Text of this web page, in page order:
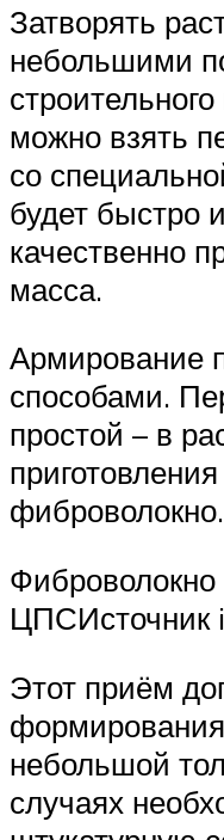
Затворять
небольшими
можно взять
со
будет быстро
качественно
масса.
Армирование
способами.
простой – в
фиброволокно.
Фиброволокно
ЦПСИсточник
Этот приём
небольшой
случаях